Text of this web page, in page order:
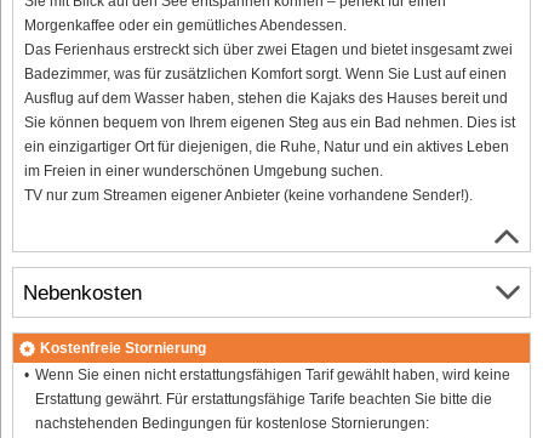
Morgenkaffee oder ein gemütliches Abendessen.
Das Ferienhaus erstreckt sich über zwei Etagen und bietet insgesamt zwei
Badezimmer, was für zusätzlichen Komfort sorgt. Wenn Sie Lust auf einen
Ausflug auf dem Wasser haben, stehen die Kajaks des Hauses bereit und
Sie können bequem von Ihrem eigenen Steg aus ein Bad nehmen. Dies ist
ein einzigartiger Ort für diejenigen, die Ruhe, Natur und ein aktives Leben
im Freien in einer wunderschönen Umgebung suchen.
TV nur zum Streamen eigener Anbieter (keine vorhandene Sender!).
Nebenkosten
Kostenfreie Stornierung
Wenn Sie einen nicht erstattungsfähigen Tarif gewählt haben, wird keine
Erstattung gewährt. Für erstattungsfähige Tarife beachten Sie bitte die
nachstehenden Bedingungen für kostenlose Stornierungen: